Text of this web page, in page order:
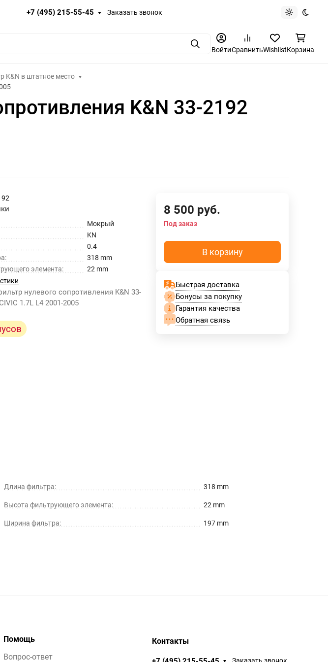
+7 (495) 215-55-45 Заказать звонок
Light theme
Dark
ПоискВойтиСравнитьWishlistКорзина
K&N в штатное место
K&N 33-2192
Мокрый
KN
0.4
318 mm
элемента:
22 mm
нулевого сопротивления K&N 33-
1.7L L4 2001-2005
8 500 руб.
Под заказ
В корзину
Быстрая доставка
Бонусы за покупку
Гарантия качества
Обратная связь
Длина фильтра: 318 mm
Высота фильтрующего элемента: 22 mm
Ширина фильтра: 197 mm
Помощь
Вопрос-ответ
Контакты